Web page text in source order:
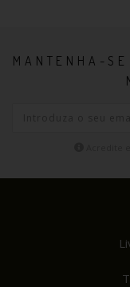
MANTENHA-